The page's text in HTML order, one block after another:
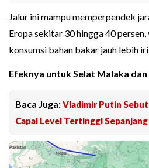
Jalur ini mampu memperpendek
Eropa sekitar 30 hingga 40
konsumsi bahan bakar jauh lebih
Efeknya untuk Selat Malaka
Baca Juga:Vladimir Putin
Capai Level Tertinggi Sepanjang